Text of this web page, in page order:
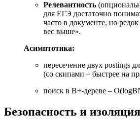
Релевантность
для ЕГЭ достаточно
часто в документе, но
вес выше».
Асимптотика:
пересечение двух postings
(со скипами – быстрее на
поиск в B+-дереве – O(logB
Безопасность и